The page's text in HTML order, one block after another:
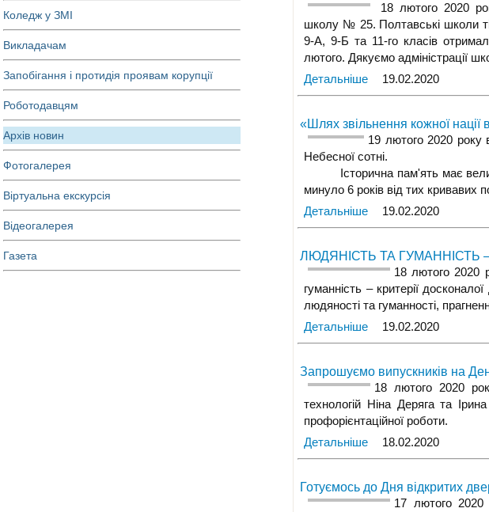
Коледж у ЗМІ
Викладачам
Запобігання і протидія проявам корупції
Роботодавцям
Архів новин
Фотогалерея
Віртуальна екскурсія
Відеогалерея
Газета
18 лютого 2020
школу № 25. Полтавські школи
9-А, 9-Б та 11-го класів
лютого. Дякуємо адміністрації
Детальніше
19.02.2020
«Шлях звільнення кожної
19 лютого 2020 року
Небесної сотні.
Історична пам'ять має
минуло 6 років від тих кривавих
Детальніше
19.02.2020
ЛЮДЯНІСТЬ ТА ГУМАННІСТЬ
18 лютого 2020
гуманність – критерії
людяності та гуманності,
Детальніше
19.02.2020
Запрошуємо випускників на
18 лютого 2020
технологій Ніна Деряга та
профорієнтаційної роботи.
Детальніше
18.02.2020
Готуємось до Дня відкритих
17 лютого 2020